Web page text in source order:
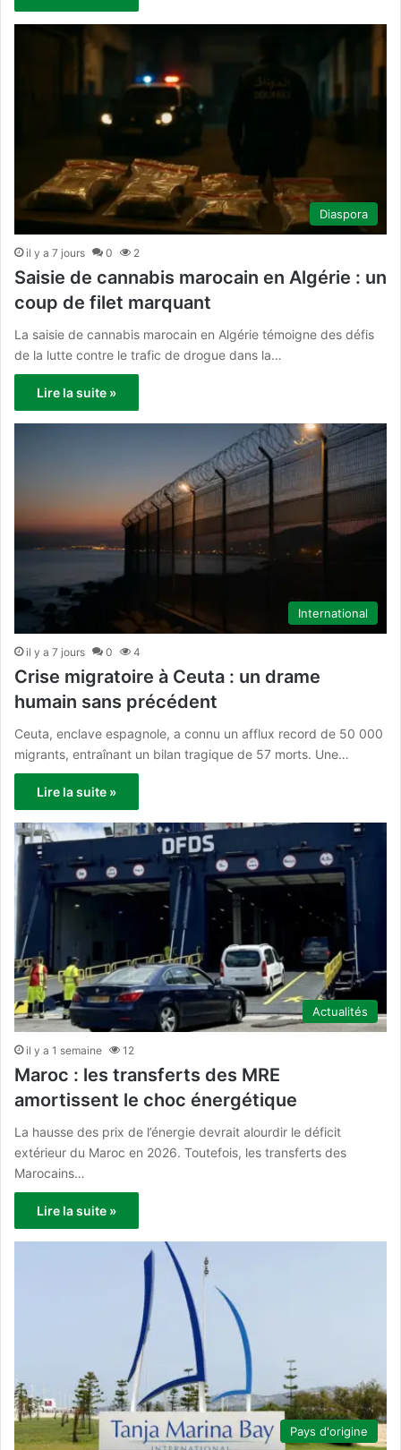
Diaspora
il y a 7 jours 0 2
Saisie de cannabis marocain en Algérie : un
coup de filet marquant
La saisie de cannabis marocain en Algérie témoigne des défis
de la lutte contre le trafic de drogue dans la…
Lire la suite »
International
il y a 7 jours 0 4
Crise migratoire à Ceuta : un drame
humain sans précédent
Ceuta, enclave espagnole, a connu un afflux record de 50 000
migrants, entraînant un bilan tragique de 57 morts. Une…
Lire la suite »
Actualités
il y a 1 semaine 12
Maroc : les transferts des MRE
amortissent le choc énergétique
La hausse des prix de l’énergie devrait alourdir le déficit
extérieur du Maroc en 2026. Toutefois, les transferts des
Marocains…
Lire la suite »
Pays d'origine